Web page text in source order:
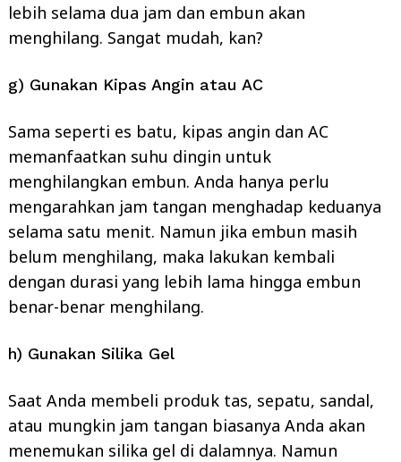
lebih selama dua jam dan embun akan
menghilang. Sangat mudah, kan?
g) Gunakan Kipas Angin atau AC
Sama seperti es batu, kipas angin dan AC
memanfaatkan suhu dingin untuk
menghilangkan embun. Anda hanya perlu
mengarahkan jam tangan menghadap keduanya
selama satu menit. Namun jika embun masih
belum menghilang, maka lakukan kembali
dengan durasi yang lebih lama hingga embun
benar-benar menghilang.
h) Gunakan Silika Gel
Saat Anda membeli produk tas, sepatu, sandal,
atau mungkin jam tangan biasanya Anda akan
menemukan silika gel di dalamnya. Namun